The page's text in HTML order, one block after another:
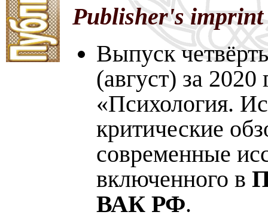
Publisher's imprint
Выпуск
(август) за
«Психология.
критические
современные
включенного в
ВАК РФ.